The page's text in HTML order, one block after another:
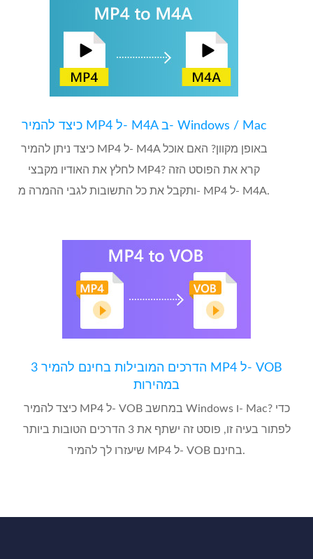
כיצד להמיר MP4 ל- M4A ב- Windows / Mac
כיצד ניתן להמיר MP4 ל- M4A באופן מקוון? האם אוכל
לחלץ את האודיו מקבצי MP4? קרא את הפוסט הזה
ותקבל את כל התשובות לגבי ההמרה מ- MP4 ל- M4A.
3 הדרכים המובילות בחינם להמיר MP4 ל- VOB
במהירות
כיצד להמיר MP4 ל- VOB במחשב Windows ו- Mac? כדי
לפתור בעיה זו, פוסט זה ישתף את 3 הדרכים הטובות ביותר
שיעזרו לך להמיר MP4 ל- VOB בחינם.